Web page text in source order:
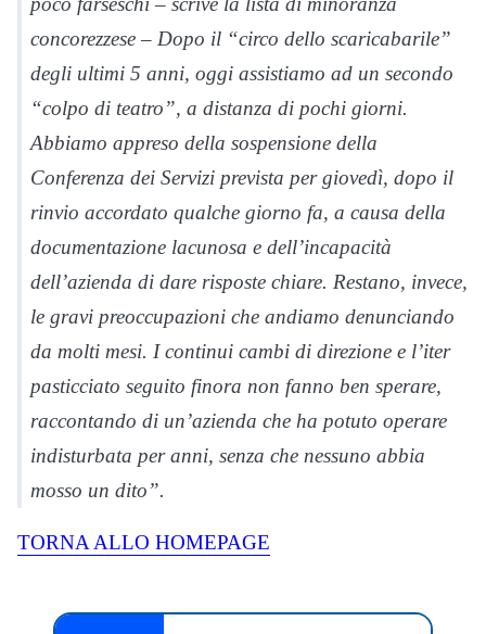
concorezzese – Dopo il “circo dello scaricabarile”
degli ultimi 5 anni, oggi assistiamo ad un secondo
“colpo di teatro”, a distanza di pochi giorni.
Abbiamo appreso della sospensione della
Conferenza dei Servizi prevista per giovedì, dopo il
rinvio accordato qualche giorno fa, a causa della
documentazione lacunosa e dell’incapacità
dell’azienda di dare risposte chiare. Restano, invece,
le gravi preoccupazioni che andiamo denunciando
da molti mesi. I continui cambi di direzione e l’iter
pasticciato seguito finora non fanno ben sperare,
raccontando di un’azienda che ha potuto operare
indisturbata per anni, senza che nessuno abbia
mosso un dito”.
TORNA ALLO HOMEPAGE